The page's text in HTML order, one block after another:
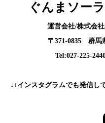
ぐんまソー
運営会社/株式会
〒371-0835 群馬
Tel:027-225-
↓↓インスタグラムでも発信し